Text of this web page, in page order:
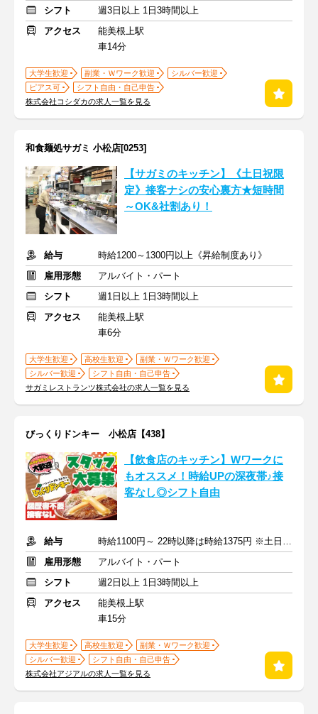
シフト
週3日以上 1日3時間以上
アクセス
能美根上駅
車14分
大学生歓迎 副業・Ｗワーク歓迎
シルバー歓迎
ピアス可
シフト自由・自己申告
株式会社コシダカの求人一覧を見る
和食麺処サガミ 小松店[0253]
【サガミのキッチン】《土日祝限
定》接客ナシの安心裏方★短時間
～OK&社割あり！
給与
時給1200～1300円以上《昇給制度あり》
雇用形態
アルバイト・パート
シフト
週1日以上 1日3時間以上
アクセス
能美根上駅
車6分
大学生歓迎 高校生歓迎
副業・Ｗワーク歓迎
シルバー歓迎
シフト自由・自己申告
サガミレストランツ株式会社の求人一覧を見る
びっくりドンキー 小松店【438】
【飲食店のキッチン】Wワークに
もオススメ！時給UPの深夜帯♪接
客なし◎シフト自由
給与
時給1100円～ 22時以降は時給1375円 ※土日祝は時給100円UP
雇用形態
アルバイト・パート
シフト
週2日以上 1日3時間以上
アクセス
能美根上駅
車15分
大学生歓迎 高校生歓迎
副業・Ｗワーク歓迎
シルバー歓迎
シフト自由・自己申告
株式会社アジアルの求人一覧を見る